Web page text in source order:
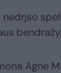
nedrįso
Agnė